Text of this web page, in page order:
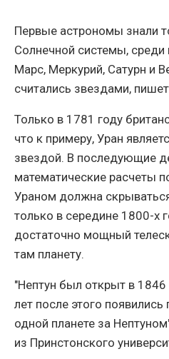
Первые астрономы знали
Солнечной системы,
Марс, Меркурий, Сатурн и
считались звездами,
Только в 1781 году
что к примеру, Уран
звездой. В последующие
математические расчеты
Ураном должна
только в середине 1800-х
достаточно мощный
там планету.
"Нептун был открыт в 1846
лет после этого
одной планете за
из Принстонского